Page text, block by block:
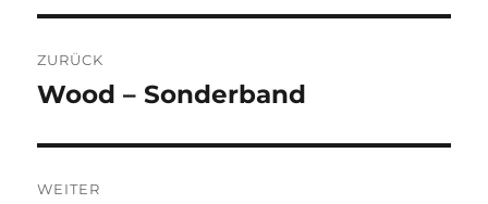
ZURÜCK
Vorheriger
Wood – Sonderband
WEITER